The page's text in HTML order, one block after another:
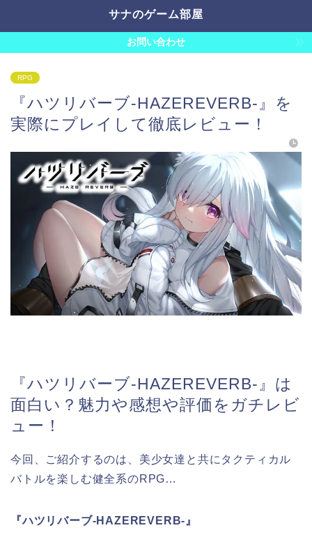
サナのゲーム部屋
お問い合わせ
RPG
『ハツリバーブ-HAZEREVERB-』を
実際にプレイして徹底レビュー！
『ハツリバーブ-HAZEREVERB-』は
面白い？魅力や感想や評価をガチレビ
ュー！
今回、ご紹介するのは、美少女達と共にタクティカル
バトルを楽しむ健全系のRPG…
『ハツリバーブ-HAZEREVERB-』